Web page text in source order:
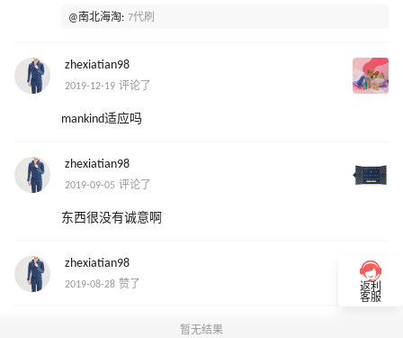
@南北海淘: 7代刷
zhexiatian98
2019-12-19 评论了
mankind适应吗
zhexiatian98
2019-09-05 评论了
东西很没有诚意啊
zhexiatian98
2019-08-28 赞了
暂无结果
返利
客服